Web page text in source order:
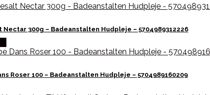
300g – Badeanstalten Hudpleje – 5704989312226
Roser 100 – Badeanstalten Hudpleje – 5704989160209